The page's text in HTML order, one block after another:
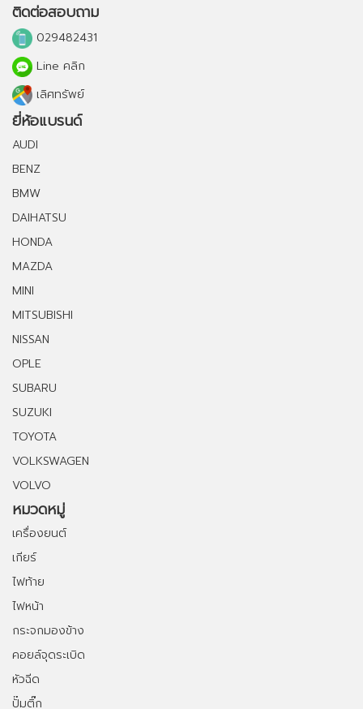
ติดต่อสอบถาม
029482431
Line คลิก
เลิศทรัพย์
ยี่ห้อแบรนด์
AUDI
BENZ
BMW
DAIHATSU
HONDA
MAZDA
MINI
MITSUBISHI
NISSAN
OPLE
SUBARU
SUZUKI
TOYOTA
VOLKSWAGEN
VOLVO
หมวดหมู่
เครื่องยนต์
เกียร์
ไฟท้าย
ไฟหน้า
กระจกมองข้าง
คอยล์จุดระเบิด
หัวฉีด
ปั๊มติ๊ก